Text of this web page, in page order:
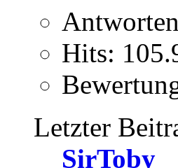
Hits:
Letzter
SirToby